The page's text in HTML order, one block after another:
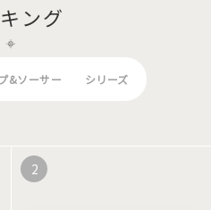
ング
&ソーサー シリーズ